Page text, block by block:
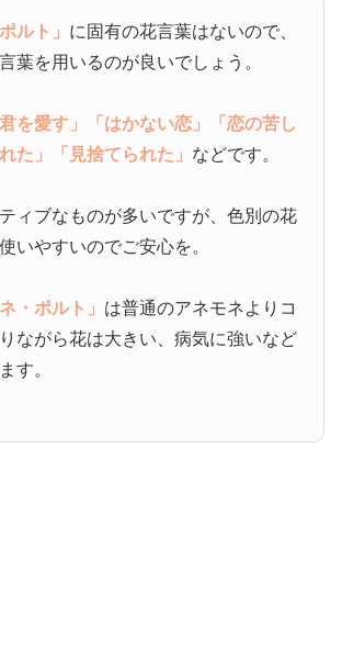
ルト」 に固有の花言葉はないので、
葉を用いるのが良いでしょう。
君を愛す」 「はかない恋」
「恋の苦し
た」 「見捨てられた」 などです。
ィブなものが多いですが、色別の花
いやすいのでご安心を。
・ポルト」 は普通のアネモネよりコ
ながら花は大きい、病気に強いなど
す。